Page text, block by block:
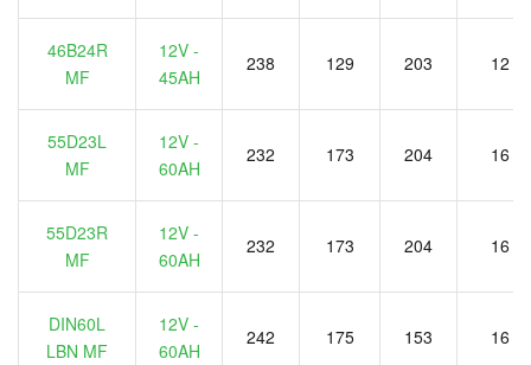
46B24R
MF
12V -
45AH
238 129 203 12
55D23L
MF
12V -
60AH
232 173 204 16
55D23R
MF
12V -
60AH
232 173 204 16
DIN60L
LBN MF
12V -
60AH
242 175 153 16